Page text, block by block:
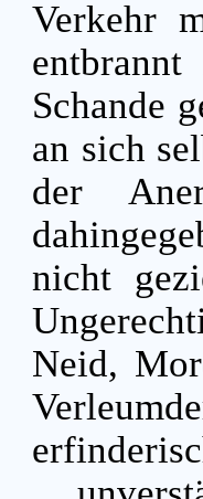
Verkehr
Schande
an sich
der
nicht
Neid,